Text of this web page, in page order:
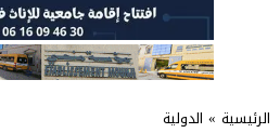
الرئيسية » الدولية